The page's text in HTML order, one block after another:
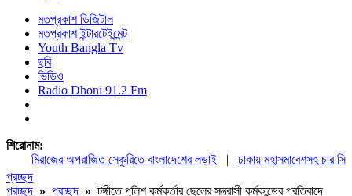
মতপ্রকাশ ডিজিটাল
মতপ্রকাশ ইন্টারটেইন্মেন্ট
Youth Bangla Tv
ছবি
ভিডিও
Radio Dhoni 91.2 Fm
শিরোনাম:
মিরাজের অপরাজিত সেঞ্চুরিতে বাংলাদেশের লড়াই|
ঢাকায় মহাসমাবেশসহ চার
প্রচ্ছদ
প্রচ্ছদ » প্রচ্ছদ »টঙ্গীতে পুলিশ কর্মকর্তার ছেলের সন্ত্রাসী কর্মকান্ডের প্রতিবাদে